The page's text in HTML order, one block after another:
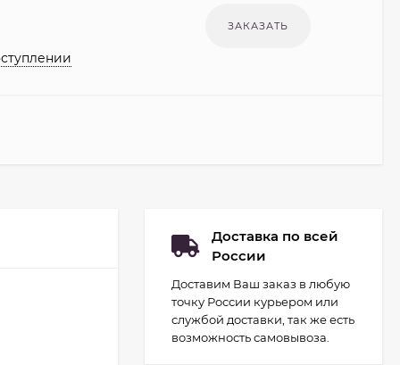
Доставка по всей
России
Доставим Ваш заказ в любую
точку России курьером или
службой доставки, так же есть
возможность самовывоза.